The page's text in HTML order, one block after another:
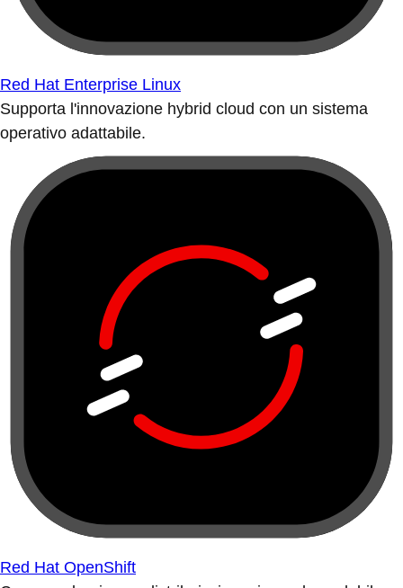
Red Hat Enterprise Linux
Supporta l'innovazione hybrid cloud con un sistema
operativo adattabile.
Red Hat OpenShift